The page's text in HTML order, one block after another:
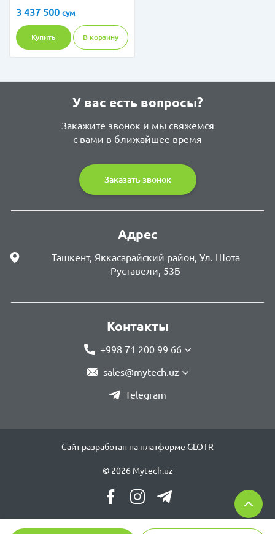
3 437 500 сум
Купить В корзину
У вас есть вопросы?
Закажите звонок и мы свяжемся
с вами в ближайшее время
Заказать звонок
Адрес
Ташкент, Яккасарайский район, Ул. Шота
Руставели, 53Б
Контакты
+998 71 200 99 66
sales@mytech.uz
Telegram
Сайт разработан на платформе GLOTR
© 2026 Mytech.uz